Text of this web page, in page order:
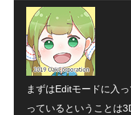
まずはEditモードに入
っているということは